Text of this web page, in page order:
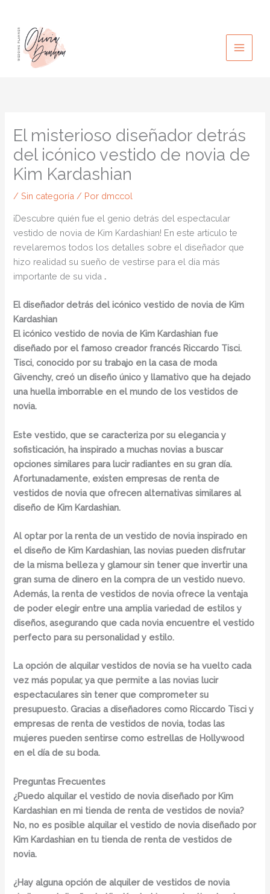
contenido
El misterioso diseñador detrás
del icónico vestido de novia de
Kim Kardashian
/Sin categoría / Por dmccol
¡Descubre quién fue el genio detrás del espectacular
vestido de novia de Kim Kardashian! En este artículo te
revelaremos todos los detalles sobre el diseñador que
hizo realidad su sueño de vestirse para el día más
importante de su vida .
El diseñador detrás del icónico vestido de novia de Kim
Kardashian
El icónico vestido de novia de Kim Kardashian fue
diseñado por el famoso creador francés Riccardo Tisci.
Tisci, conocido por su trabajo en la casa de moda
Givenchy, creó un diseño único y llamativo que ha dejado
una huella imborrable en el mundo de los vestidos de
novia.
Este vestido, que se caracteriza por su elegancia y
sofisticación, ha inspirado a muchas novias a buscar
opciones similares para lucir radiantes en su gran día.
Afortunadamente, existen empresas de renta de
vestidos de novia que ofrecen alternativas similares al
diseño de Kim Kardashian.
Al optar por la renta de un vestido de novia inspirado en
el diseño de Kim Kardashian, las novias pueden disfrutar
de la misma belleza y glamour sin tener que invertir una
gran suma de dinero en la compra de un vestido nuevo.
Además, la renta de vestidos de novia ofrece la ventaja
de poder elegir entre una amplia variedad de estilos y
diseños, asegurando que cada novia encuentre el vestido
perfecto para su personalidad y estilo.
La opción de alquilar vestidos de novia se ha vuelto cada
vez más popular, ya que permite a las novias lucir
espectaculares sin tener que comprometer su
presupuesto. Gracias a diseñadores como Riccardo Tisci y
empresas de renta de vestidos de novia, todas las
mujeres pueden sentirse como estrellas de Hollywood
en el día de su boda.
Preguntas Frecuentes
¿Puedo alquilar el vestido de novia diseñado por Kim
Kardashian en mi tienda de renta de vestidos de novia?
No, no es posible alquilar el vestido de novia diseñado por
Kim Kardashian en tu tienda de renta de vestidos de
novia.
¿Hay alguna opción de alquiler de vestidos de novia